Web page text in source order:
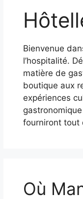
Bienvenue
l’hospitalité.
matière de
boutique aux
expériences
fourniront tout
Où